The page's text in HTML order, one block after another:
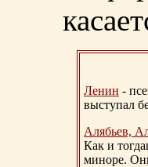
Ленин -
выступал
Алябьев,
Как и
миноре.